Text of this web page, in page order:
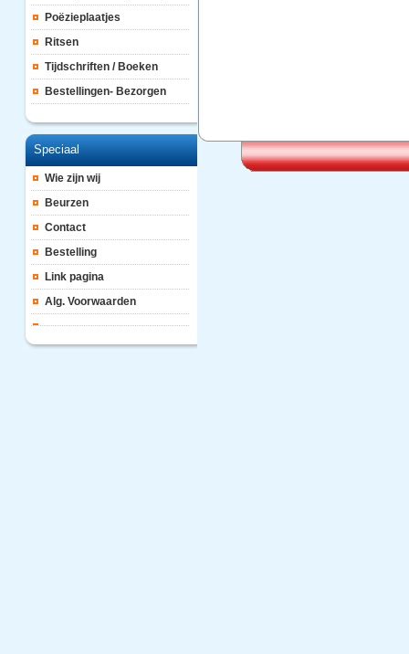
Poëzieplaatjes
Ritsen
Tijdschriften / Boeken
Bestellingen- Bezorgen
Speciaal
Wie zijn wij
Beurzen
Contact
Bestelling
Link pagina
Alg. Voorwaarden